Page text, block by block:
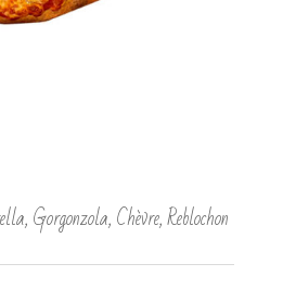
Gorgonzola, Chèvre, Reblochon